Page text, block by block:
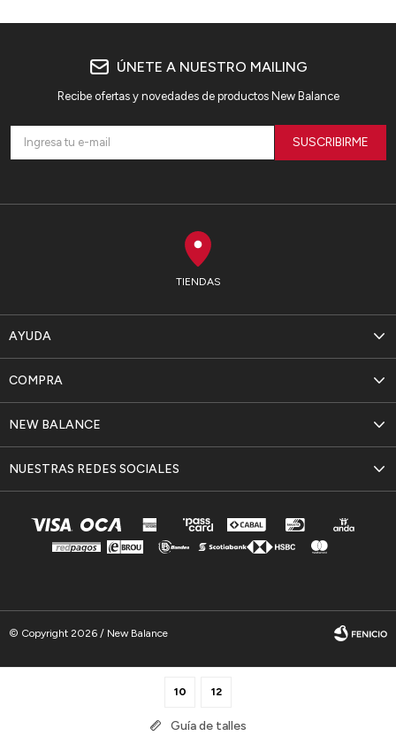
10 12
Guía de talles
TIENDAS
AYUDA
NEW BALANCE
COMPRA
NUESTRAS REDES SOCIALES
ÚNETE A NUESTRO MAILING
Recibe ofertas y novedades de productos New Balance
SUSCRIBIRME
© Copyright 2026 / New Balance